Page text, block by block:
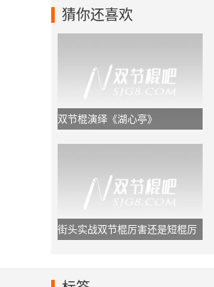
猜你还喜欢
双节棍演绎《湖心亭》
街头实战双节棍厉害还是短棍厉